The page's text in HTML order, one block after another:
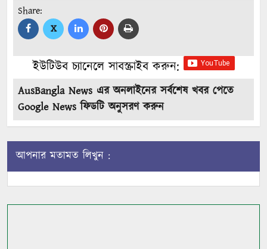
Share:
X
ইউটিউব চ্যানেলে সাবস্ক্রাইব করুন:
AusBangla News এর অনলাইনের সর্বশেষ খবর পেতে
Google News ফিডটি অনুসরণ করুন
আপনার মতামত লিখুন :